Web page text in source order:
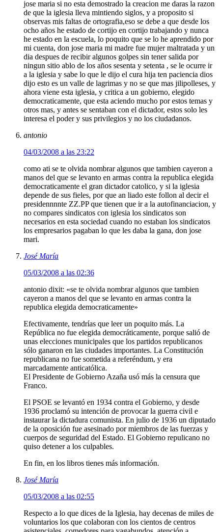
jose maria si no esta demostrado la creacion me daras la razon
de que la iglesia lleva mintiendo siglos, y a proposito si
observas mis faltas de ortografia,eso se debe a que desde los
ocho años he estado de cortijo en cortijo trabajando y nunca
he estado en la escuela, lo poquito que se lo he aprendido por
mi cuenta, don jose maria mi madre fue mujer maltratada y un
dia despues de recibir algunos golpes sin tener salida por
ningun sitio ablo de los años sesenta y setenta , se le ocurre ir
a la iglesia y sabe lo que le dijo el cura hija ten paciencia dios
dijo esto es un valle de lagrimas y no se que mas jilipolleses, y
ahora viene esta iglesia, y critica a un gobierno, elegido
democraticamente, que esta aciendo mucho por estos temas y
otros mas, y antes se sentaban con el dictador, estos solo les
interesa el poder y sus privilegios y no los ciudadanos.
antonio
04/03/2008 a las 23:22
como ati se te olvida nombrar algunos que tambien cayeron a
manos del que se levanto en armas contra la republica elegida
democraticamente el gran dictador catolico, y si la iglesia
depende de sus fieles, por que an liado este follon al decir el
presidennnnte ZZ.PP que tienen que ir a la autofinanciacion, y
no compares sindicatos con iglesia los sindicatos son
necesarios en esta sociedad cuando no estaban los sindicatos
los empresarios pagaban lo que les daba la gana, don jose
mari.
José María
05/03/2008 a las 02:36
antonio dixit: «se te olvida nombrar algunos que tambien
cayeron a manos del que se levanto en armas contra la
republica elegida democraticamente»
Efectivamente, tendrías que leer un poquito más. La
República no fue elegida democráticamente, porque salió de
unas elecciones municipales que los partidos republicanos
sólo ganaron en las ciudades importantes. La Constitución
republicana no fue sometida a referéndum, y era
marcadamente anticatólica.
El Presidente de Gobierno Azaña usó más la censura que
Franco.
El PSOE se levantó en 1934 contra el Gobierno, y desde
1936 proclamó su intención de provocar la guerra civil e
instaurar la dictadura comunista. En julio de 1936 un diputado
de la oposición fue asesinado por miembros de las fuerzas y
cuerpos de seguridad del Estado. El Gobierno repulicano no
quiso detener a los culpables.
En fin, en los libros tienes más información.
José María
05/03/2008 a las 02:55
Respecto a lo que dices de la Iglesia, hay decenas de miles de
voluntarios los que colaboran con los cientos de centros